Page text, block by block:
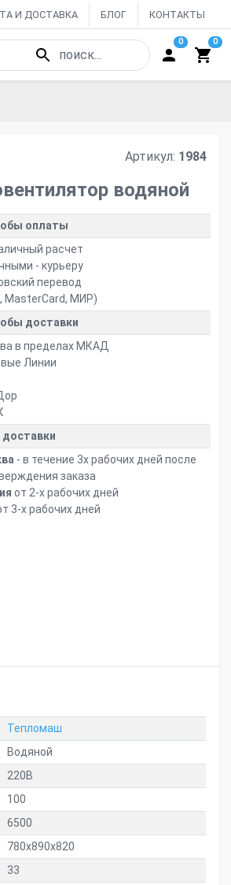
И ДОСТАВКА БЛОГ КОНТАКТЫ
поиск...
0 0
Артикул: 1984
водяной
оплаты
расчет
- курьеру
перевод
MasterCard, МИР)
доставки
в пределах МКАД
Линии
доставки
- в течение 3х рабочих дней после
заказа
от 2-х рабочих дней
3-х рабочих дней
Тепломаш
Водяной
220В
100
6500
780x890x820
33